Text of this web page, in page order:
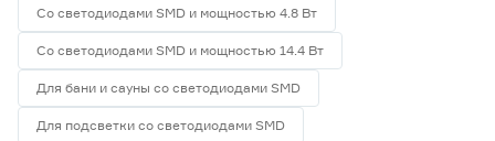
Со светодиодами SMD и мощностью 4.8 Вт
Со светодиодами SMD и мощностью 14.4 Вт
Для бани и сауны со светодиодами SMD
Для подсветки со светодиодами SMD